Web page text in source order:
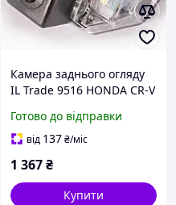
Камера заднього огляду
IL Trade 9516 HONDA CR-V
н.в.) CS
Готово до відправки
від 137₴/міс
1 367₴
Купити